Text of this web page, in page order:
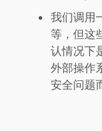
我们调用
等，但这
认情况下
外部操作
安全问题